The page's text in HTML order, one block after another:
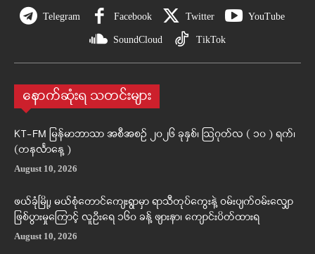
Telegram Facebook Twitter YouTube
SoundCloud TikTok
နောက်ဆုံးရ သတင်းများ
KT-FM မြန်မာဘာသာ အစီအစဉ် ၂၀၂၆ ခုနှစ်၊ ဩဂုတ်လ ( ၁၀ ) ရက်၊
(တနင်္လာနေ့ )
August 10, 2026
ဖယ်ခုံမြို့၊ မယ်စုံတောင်ကျေးရွာမှာ ရာသီတုပ်ကွေးနဲ့ ဝမ်းပျက်ဝမ်းလျှော
ဖြစ်ပွားမှုကြောင့် လူဦးရေ ၁၆၀ ခန့် ဖျားနာ၊ ကျောင်းပိတ်ထားရ
August 10, 2026